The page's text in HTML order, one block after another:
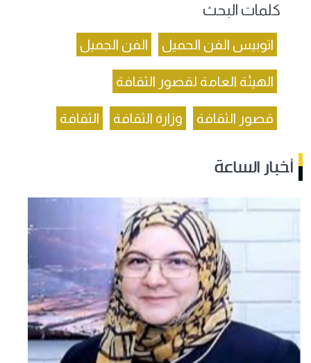
كلمات البحث
اتوبيس الفن الحميل الفن الجميل
الهيئة العامة لقصور الثقافة
قصور الثقافة وزارة الثقافة الثقافة
أخبار الساعة